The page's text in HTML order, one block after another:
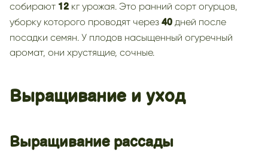
собирают 12 кг урожая. Это ранний сорт огурцов,
уборку которого проводят через 40 дней после
посадки семян. У плодов насыщенный огуречный
аромат, они хрустящие, сочные.
Выращивание и уход
Выращивание рассады